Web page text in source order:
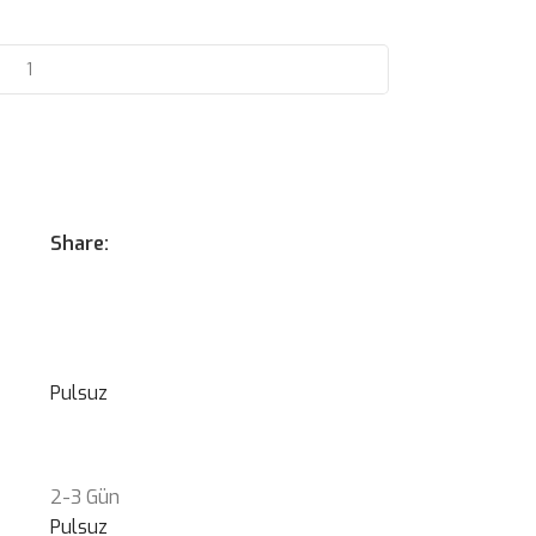
Share:
Pulsuz
2-3 Gün
Pulsuz